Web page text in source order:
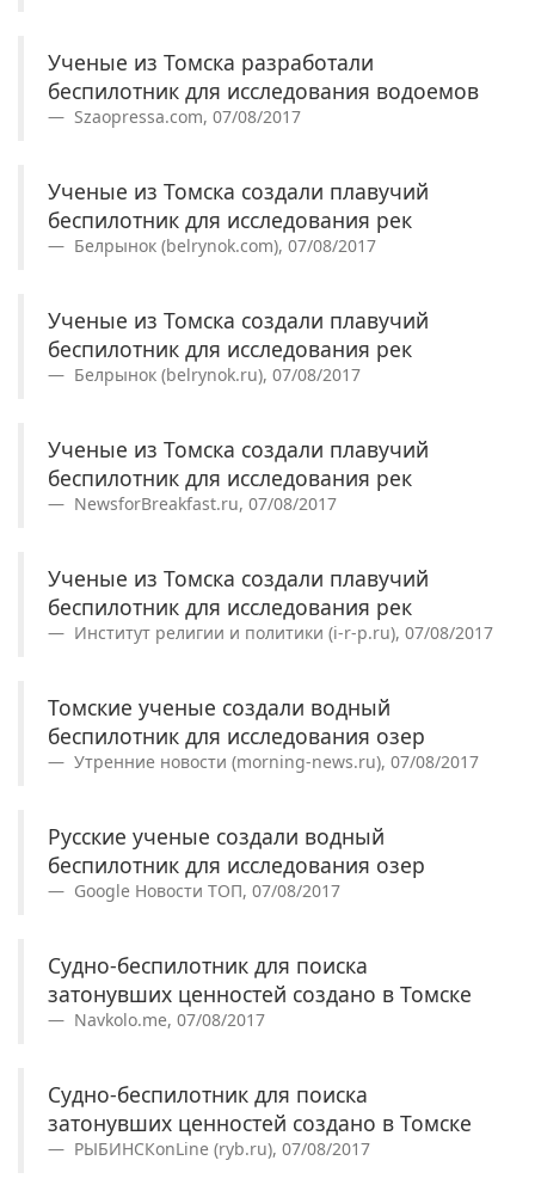
Ученые из Томска разработали
беспилотник для исследования водоемов
Szaopressa.com, 07/08/2017
Ученые из Томска создали плавучий
беспилотник для исследования рек
Белрынок (belrynok.com), 07/08/2017
Ученые из Томска создали плавучий
беспилотник для исследования рек
Белрынок (belrynok.ru), 07/08/2017
Ученые из Томска создали плавучий
беспилотник для исследования рек
NewsforBreakfast.ru, 07/08/2017
Ученые из Томска создали плавучий
беспилотник для исследования рек
Институт религии и политики (i-r-p.ru), 07/08/2017
Томские ученые создали водный
беспилотник для исследования озер
Утренние новости (morning-news.ru), 07/08/2017
Русские ученые создали водный
беспилотник для исследования озер
Google Новости ТОП, 07/08/2017
Судно-беспилотник для поиска
затонувших ценностей создано в Томске
Navkolo.me, 07/08/2017
Судно-беспилотник для поиска
затонувших ценностей создано в Томске
РЫБИНСКonLine (ryb.ru), 07/08/2017